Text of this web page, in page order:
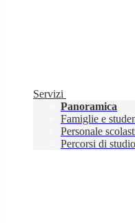
Servizi
Panoramica
Famiglie e
Personale
Percorsi di studio